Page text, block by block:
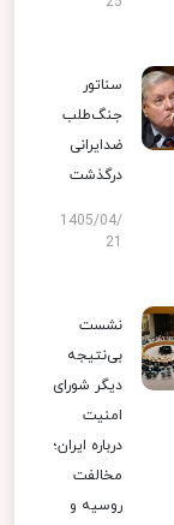
سناتور
جنگ‌طلب
ضدایرانی
درگذشت
1405/04/
نشست
بی‌نتیجه
دیگر شورای
امنیت
درباره ایران؛
مخالفت
روسیه و